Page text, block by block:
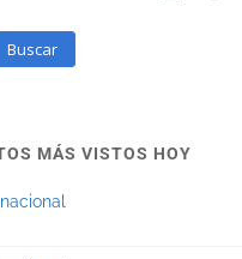
Buscar
MÁS VISTOS HOY